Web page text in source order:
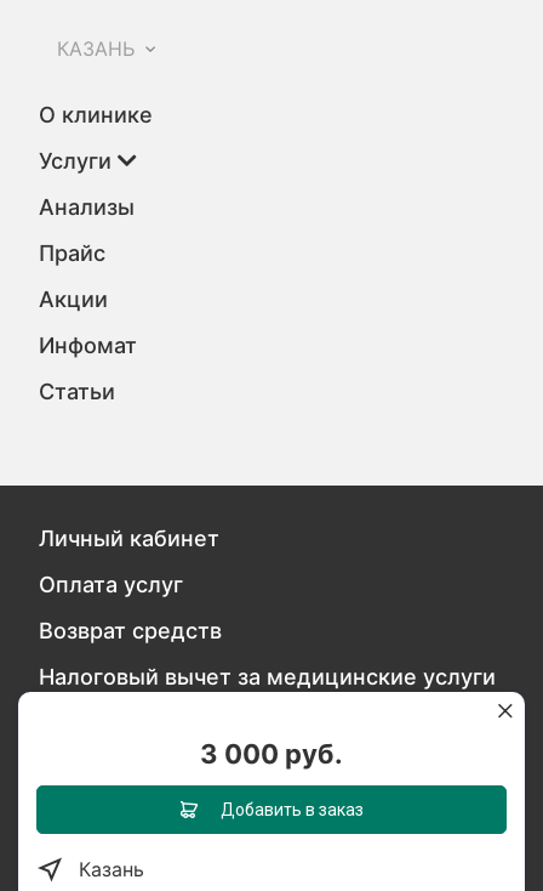
3 000 руб.
Добавить в заказ
Казань
КАЗАНЬ
О клинике
Услуги
Анализы
Прайс
Акции
Инфомат
Статьи
Личный кабинет
Оплата услуг
Возврат средств
Налоговый вычет за медицинские услуги
Обратитесь в службу качества